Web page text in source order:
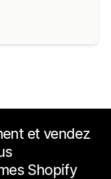
et vendez
Shopify